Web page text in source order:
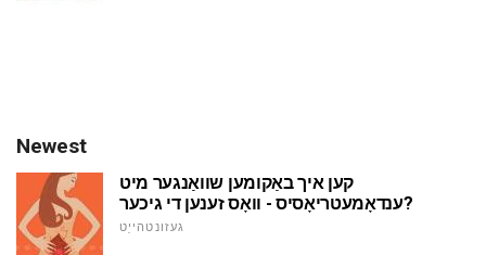
Newest
קען איך באַקומען שוואַנגער מיט
ענדאָמעטריאָסיס - וואָס זענען די גיכער?
געזונטהייַט